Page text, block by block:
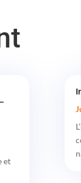
et